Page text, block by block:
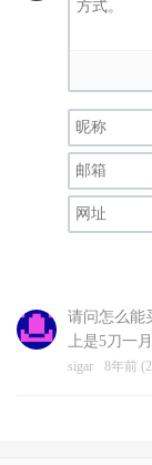
请问怎么能
上是5刀一
sigar 8年前